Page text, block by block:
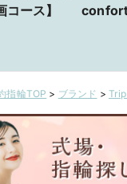
ース】
指輪TOP > ブランド >